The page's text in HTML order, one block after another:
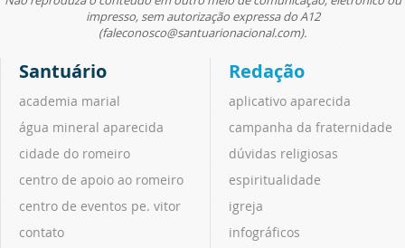
impresso, sem autorização expressa do A12
(faleconosco@santuarionacional.com).
Santuário
academia marial
água mineral aparecida
cidade do romeiro
centro de apoio ao romeiro
centro de eventos pe. vitor
contato
Redação
aplicativo aparecida
campanha da fraternidade
dúvidas religiosas
espiritualidade
igreja
infográficos